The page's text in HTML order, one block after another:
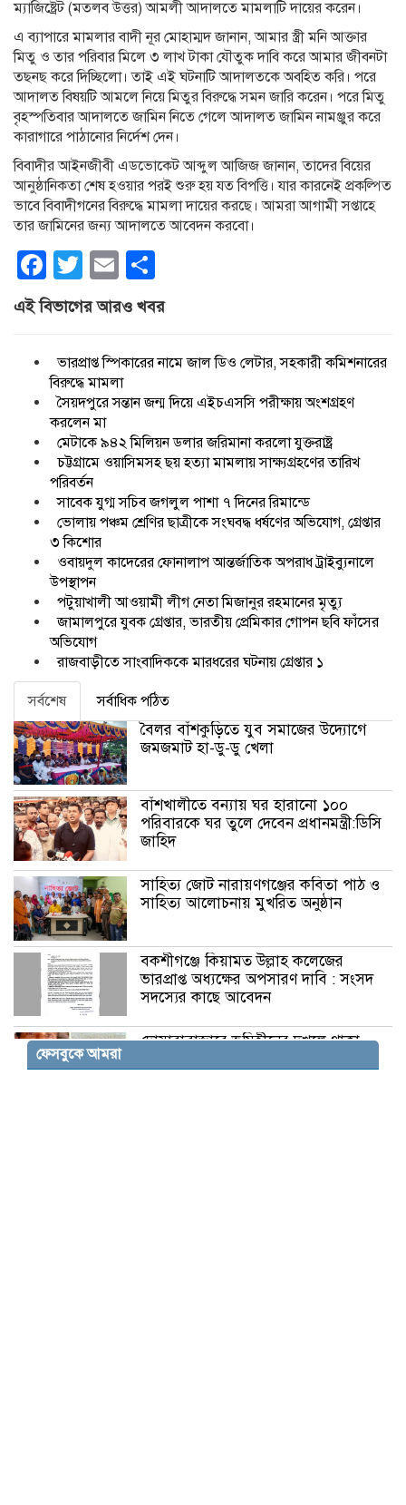
ম্যাজিষ্ট্রেট (মতলব উত্তর) আমলী আদালতে মামলাটি দায়ের করেন।
এ ব্যাপারে মামলার বাদী নূর মোহাম্মদ জানান, আমার স্ত্রী মনি আক্তার
মিতু ও তার পরিবার মিলে ৩ লাখ টাকা যৌতুক দাবি করে আমার জীবনটা
তছনছ করে দিচ্ছিলো। তাই এই ঘটনাটি আদালতকে অবহিত করি। পরে
আদালত বিষয়টি আমলে নিয়ে মিতুর বিরুদ্ধে সমন জারি করেন। পরে মিতু
বৃহস্পতিবার আদালতে জামিন নিতে গেলে আদালত জামিন নামঞ্জুর করে
কারাগারে পাঠানোর নির্দেশ দেন।
বিবাদীর আইনজীবী এডভোকেট আব্দুল আজিজ জানান, তাদের বিয়ের
আনুষ্ঠানিকতা শেষ হওয়ার পরই শুরু হয় যত বিপত্তি। যার কারনেই প্রকল্পিত
ভাবে বিবাদীগনের বিরুদ্ধে মামলা দায়ের করছে। আমরা আগামী সপ্তাহে
তার জামিনের জন্য আদালতে আবেদন করবো।
Facebook
Twitter
Email
এই বিভাগের আরও খবর
ভারপ্রাপ্ত স্পিকারের নামে জাল ডিও লেটার, সহকারী কমিশনারের
বিরুদ্ধে মামলা
সৈয়দপুরে সন্তান জন্ম দিয়ে এইচএসসি পরীক্ষায় অংশগ্রহণ
করলেন মা
মেটাকে ৯৪২ মিলিয়ন ডলার জরিমানা করলো যুক্তরাষ্ট্র
চট্টগ্রামে ওয়াসিমসহ ছয় হত্যা মামলায় সাক্ষ্যগ্রহণের তারিখ
পরিবর্তন
সাবেক যুগ্ম সচিব জগলুল পাশা ৭ দিনের রিমান্ডে
ভোলায় পঞ্চম শ্রেণির ছাত্রীকে সংঘবদ্ধ ধর্ষণের অভিযোগ, গ্রেপ্তার
৩ কিশোর
ওবায়দুল কাদেরের ফোনালাপ আন্তর্জাতিক অপরাধ ট্রাইব্যুনালে
উপস্থাপন
পটুয়াখালী আওয়ামী লীগ নেতা মিজানুর রহমানের মৃত্যু
জামালপুরে যুবক গ্রেপ্তার, ভারতীয় প্রেমিকার গোপন ছবি ফাঁসের
অভিযোগ
রাজবাড়ীতে সাংবাদিককে মারধরের ঘটনায় গ্রেপ্তার ১
সর্বশেষ সর্বাধিক পঠিত
বৈলর বাঁশকুড়িতে যুব সমাজের উদ্যোগে
জমজমাট হা-ডু-ডু খেলা
বাঁশখালীতে বন্যায় ঘর হারানো ১০০
পরিবারকে ঘর তুলে দেবেন প্রধানমন্ত্রী:ডিসি
জাহিদ
সাহিত্য জোট নারায়ণগঞ্জের কবিতা পাঠ ও
সাহিত্য আলোচনায় মুখরিত অনুষ্ঠান
বকশীগঞ্জে কিয়ামত উল্লাহ কলেজের
ভারপ্রাপ্ত অধ্যক্ষের অপসারণ দাবি : সংসদ
সদস্যের কাছে আবেদন
দোয়ারাবাজারে ভূমিহীনের দখলে থাকা
ফেসবুকে আমরা